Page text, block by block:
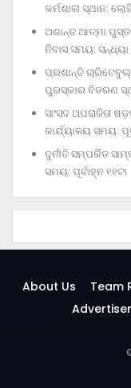
କର୍ମଶାଳା ସ୍ଥାନ:
ଅଶାନ୍ତ ଆତ୍ମା
ନିବାସ ସମୟ: ସନ୍ଧ୍ୟା
ପ୍ରଶାନ୍ତି
ପୁରସ୍କାର ବିତରଣ
ସାଂସଦ ଅପରାଜିତା
କାର୍ଯ୍ୟାଳୟ ସମୟ:
ଦୁର୍ନୀତି ସମ୍ପର୍କିତ
ସମୟ: ପୂର୍ବାହ୍ନ ୧୧ଟା
About Us Team